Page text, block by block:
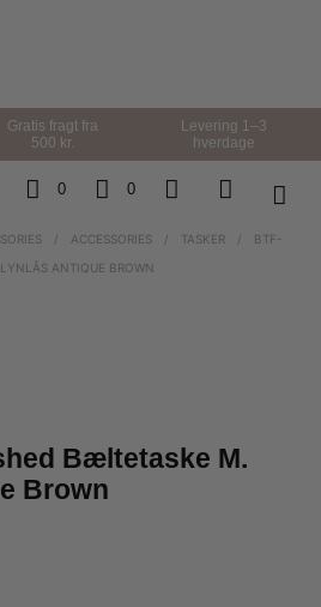
Gratis fragt fra
500 kr.
Levering 1–3
hverdage
0 0
/ ACCESSORIES / TASKER /
BTF-
ANTIQUE BROWN
Bæltetaske M.
Brown